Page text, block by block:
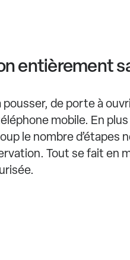
entièrement
pousser, de porte à
mobile. En
le nombre
Tout se fait en